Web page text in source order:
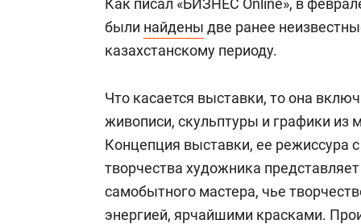
Как писал «БИЗНЕС Online», в
были найдены две ранее
казахстанскому периоду.
Что касается выставки, то она
живописи, скульптуры и графики из
Концепция выставки, ее режиссура
творчества художника
самобытного мастера, чье
энергией, ярчайшими красками.